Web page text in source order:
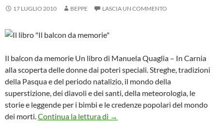
17 LUGLIO 2010 BEPPE LASCIA UN COMMENTO
Il balcon da memorie Un libro di Manuela Quaglia – In Carnia
alla scoperta delle donne dai poteri speciali. Streghe, tradizioni
della Pasqua e del periodo natalizio, il mondo della
superstizione, dei diavoli e dei santi, della meteorologia, le
storie e leggende per i bimbi e le credenze popolari del mondo
dei morti.Continua la lettura di Il balcon da memorie un libro
→